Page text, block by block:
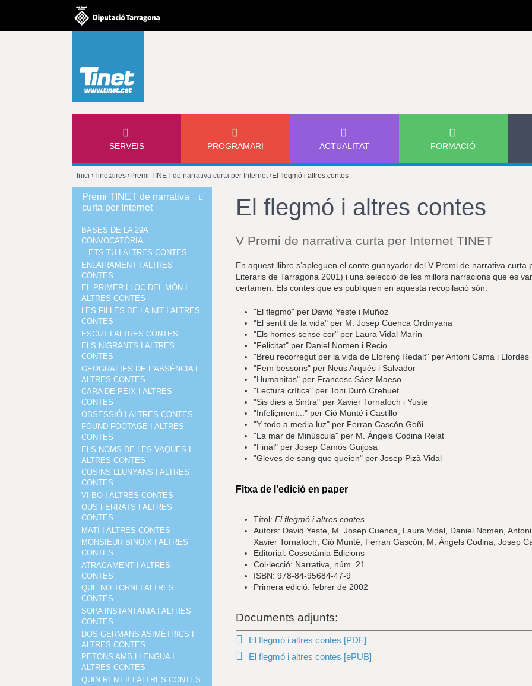
E
N
SERVEIS PROGRAMARI ACTUALITAT FORMACIÓ
Esteu
aquí
Inici ›Tinetaires ›Premi TINET de narrativa curta per Internet›El flegmó i altres contes
El flegmó i altres contes
V Premi de narrativa curta per Internet TINET
En aquest llibre s’apleguen el conte guanyador del V Premi de narrativa curta
Literaris de Tarragona 2001) i una selecció de les millors narracions que es
certamen. Els contes que es publiquen en aquesta recopilació són:
"El flegmó" per David Yeste i Muñoz
"El sentit de la vida" per M. Josep Cuenca Ordinyana
"Els homes sense cor" per Laura Vidal Marín
"Felicitat" per Daniel Nomen i Recio
"Breu recorregut per la vida de Llorenç Redalt" per Antoni Cama i Llordés
"Fem bessons" per Neus Arqués i Salvador
"Humanitas" per Francesc Sáez Maeso
"Lectura crítica" per Toni Duró Crehuet
"Sis dies a Sintra" per Xavier Tornafoch i Yuste
"Infeliçment..." per Ció Munté i Castillo
"Y todo a media luz" per Ferran Cascón Goñi
"La mar de Minúscula" per M. Àngels Codina Relat
"Final" per Josep Camós Guijosa
"Gleves de sang que queien" per Josep Pizà Vidal
Fitxa de l'edició en paper
Títol: El flegmó i altres contes
Autors: David Yeste, M. Josep Cuenca, Laura Vidal, Daniel Nomen,
Xavier Tornafoch, Ció Munté, Ferran Gascón, M. Àngels Codina, Josep
Editorial: Cossetània Edicions
Col·lecció: Narrativa, núm. 21
ISBN: 978-84-95684-47-9
Primera edició: febrer de 2002
Documents adjunts:
El flegmó i altres contes [PDF]
El flegmó i altres contes [ePUB]
Premi TINET de narrativa
curta per Internet
BASES DE LA 29A
CONVOCATÒRIA
...ETS TU I ALTRES CONTES
ENLAIRAMENT I ALTRES
CONTES
EL PRIMER LLOC DEL MÓN I
ALTRES CONTES
LES FILLES DE LA NIT I ALTRES
CONTES
ESCUT I ALTRES CONTES
ELS NIGRANTS I ALTRES
CONTES
GEOGRAFIES DE L'ABSÈNCIA I
ALTRES CONTES
CARA DE PEIX I ALTRES
CONTES
OBSESSIÓ I ALTRES CONTES
FOUND FOOTAGE I ALTRES
CONTES
ELS NOMS DE LES VAQUES I
ALTRES CONTES
COSINS LLUNYANS I ALTRES
CONTES
VI BO I ALTRES CONTES
OUS FERRATS I ALTRES
CONTES
MATÍ I ALTRES CONTES
MONSIEUR BINOIX I ALTRES
CONTES
ATRACAMENT I ALTRES
CONTES
QUE NO TORNI I ALTRES
CONTES
SOPA INSTANTÀNIA I ALTRES
CONTES
DOS GERMANS ASIMÈTRICS I
ALTRES CONTES
PETONS AMB LLENGUA I
ALTRES CONTES
QUIN REMEI! I ALTRES CONTES